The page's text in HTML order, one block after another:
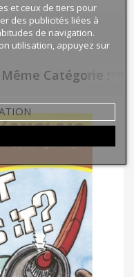
Catégorie :
prev next
et ceux de tiers pour
des publicités liées à
de navigation.
utilisation, appuyez sur